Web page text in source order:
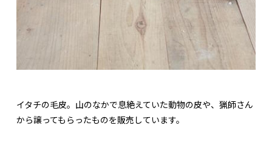
イタチの毛皮。山のなかで息絶えていた動物の皮や、猟師さん
から譲ってもらったものを販売しています。